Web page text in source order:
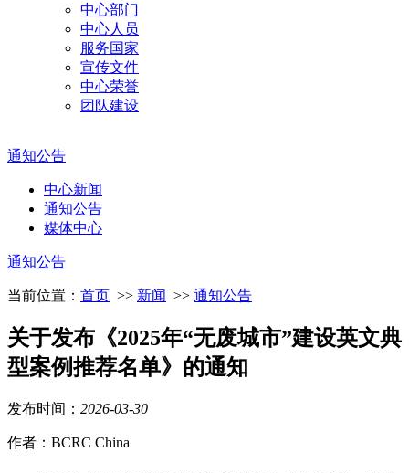
中心部门
中心人员
服务国家
宣传文件
中心荣誉
团队建设
通知公告
中心新闻
通知公告
媒体中心
通知公告
当前位置： 首页 >> 新闻 >> 通知公告
关于发布《2025年“无废城市”建设英文典
型案例推荐名单》的通知
发布时间： 2026-03-30
作者：BCRC China